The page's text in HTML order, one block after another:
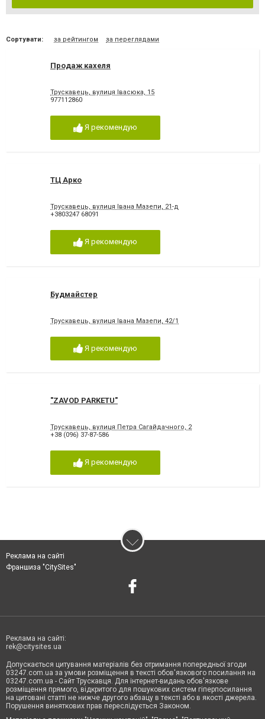
Сортувати: за рейтингом за переглядами
Продаж кахеля
Трускавець, вулиця Івасюка, 15
977112860
Я рекомендую
ТЦ Арко
Трускавець, вулиця Івана Мазепи, 21-д
+3803247 68091
Я рекомендую
Будмайстер
Трускавець, вулиця Івана Мазепи, 42/1
Я рекомендую
"ZAVOD PARKETU"
Трускавець, вулиця Петра Сагайдачного, 2
+38 (096) 37-87-586
Я рекомендую
Реклама на сайті
Франшиза "CitySites"
Реклама на сайті:
rek@citysites.ua
Допускається цитування матеріалів без отримання попередньої згоди
03247.com.ua за умови розміщення в тексті обов'язкового посилання на
03247.com.ua - Сайт Трускавця. Для інтернет-видань обов'язкове
розміщення прямого, відкритого для пошукових систем гіперпосилання
на цитовані статті не нижче другого абзацу в тексті або в якості джерела.
Порушення виняткових прав переслідується Законом.